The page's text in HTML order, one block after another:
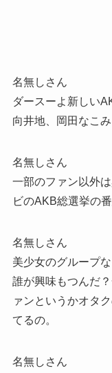
名無しさん
ダースーよ新しい
向井地、岡田なこ
名無しさん
一部のファン以外
ビのAKB総選挙の
名無しさん
美少女のグループ
誰が興味もつんだ
ァンというかオタ
てるの。
名無しさん